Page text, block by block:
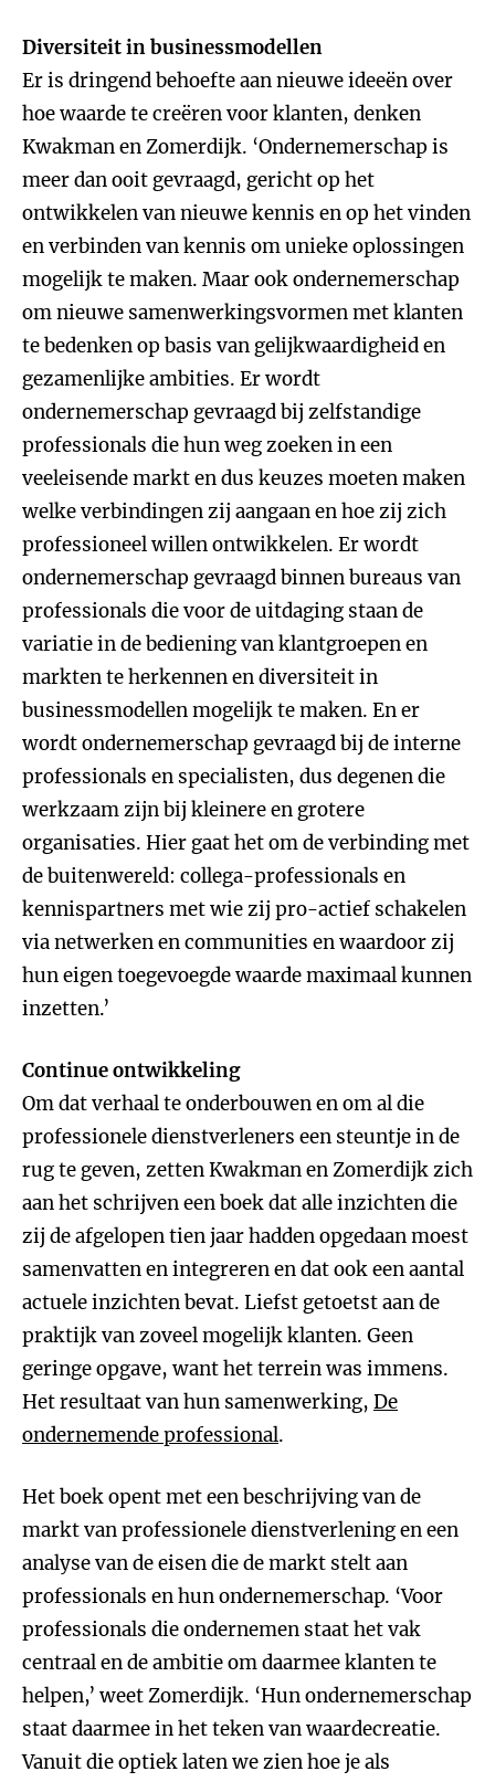
Diversiteit in businessmodellen
Er is dringend behoefte aan nieuwe ideeën over
hoe waarde te creëren voor klanten, denken
Kwakman en Zomerdijk. ‘Ondernemerschap is
meer dan ooit gevraagd, gericht op het
ontwikkelen van nieuwe kennis en op het vinden
en verbinden van kennis om unieke oplossingen
mogelijk te maken. Maar ook ondernemerschap
om nieuwe samenwerkingsvormen met klanten
te bedenken op basis van gelijkwaardigheid en
gezamenlijke ambities. Er wordt
ondernemerschap gevraagd bij zelfstandige
professionals die hun weg zoeken in een
veeleisende markt en dus keuzes moeten maken
welke verbindingen zij aangaan en hoe zij zich
professioneel willen ontwikkelen. Er wordt
ondernemerschap gevraagd binnen bureaus van
professionals die voor de uitdaging staan de
variatie in de bediening van klantgroepen en
markten te herkennen en diversiteit in
businessmodellen mogelijk te maken. En er
wordt ondernemerschap gevraagd bij de interne
professionals en specialisten, dus degenen die
werkzaam zijn bij kleinere en grotere
organisaties. Hier gaat het om de verbinding met
de buitenwereld: collega-professionals en
kennispartners met wie zij pro-actief schakelen
via netwerken en communities en waardoor zij
hun eigen toegevoegde waarde maximaal kunnen
inzetten.’
Continue ontwikkeling
Om dat verhaal te onderbouwen en om al die
professionele dienstverleners een steuntje in de
rug te geven, zetten Kwakman en Zomerdijk zich
aan het schrijven een boek dat alle inzichten die
zij de afgelopen tien jaar hadden opgedaan moest
samenvatten en integreren en dat ook een aantal
actuele inzichten bevat. Liefst getoetst aan de
praktijk van zoveel mogelijk klanten. Geen
geringe opgave, want het terrein was immens.
Het resultaat van hun samenwerking, De
ondernemende professional.
Het boek opent met een beschrijving van de
markt van professionele dienstverlening en een
analyse van de eisen die de markt stelt aan
professionals en hun ondernemerschap. ‘Voor
professionals die ondernemen staat het vak
centraal en de ambitie om daarmee klanten te
helpen,’ weet Zomerdijk. ‘Hun ondernemerschap
staat daarmee in het teken van waardecreatie.
Vanuit die optiek laten we zien hoe je als